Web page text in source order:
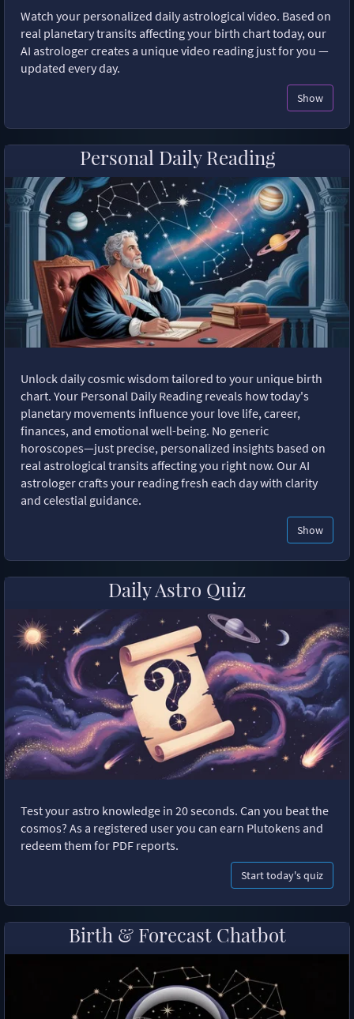
Watch your personalized daily astrological video. Based on
real planetary transits affecting your birth chart today, our
AI astrologer creates a unique video reading just for you —
updated every day.
Show
Personal Daily Reading
Unlock daily cosmic wisdom tailored to your unique birth
chart. Your Personal Daily Reading reveals how today's
planetary movements influence your love life, career,
finances, and emotional well-being. No generic
horoscopes—just precise, personalized insights based on
real astrological transits affecting you right now. Our AI
astrologer crafts your reading fresh each day with clarity
and celestial guidance.
Show
Daily Astro Quiz
Test your astro knowledge in 20 seconds. Can you beat the
cosmos? As a registered user you can earn Plutokens and
redeem them for PDF reports.
Start today's quiz
Birth & Forecast Chatbot